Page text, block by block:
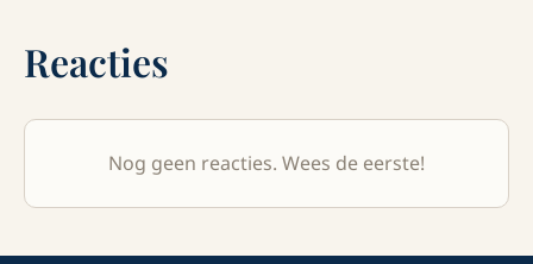
Reacties
Nog geen reacties. Wees de eerste!